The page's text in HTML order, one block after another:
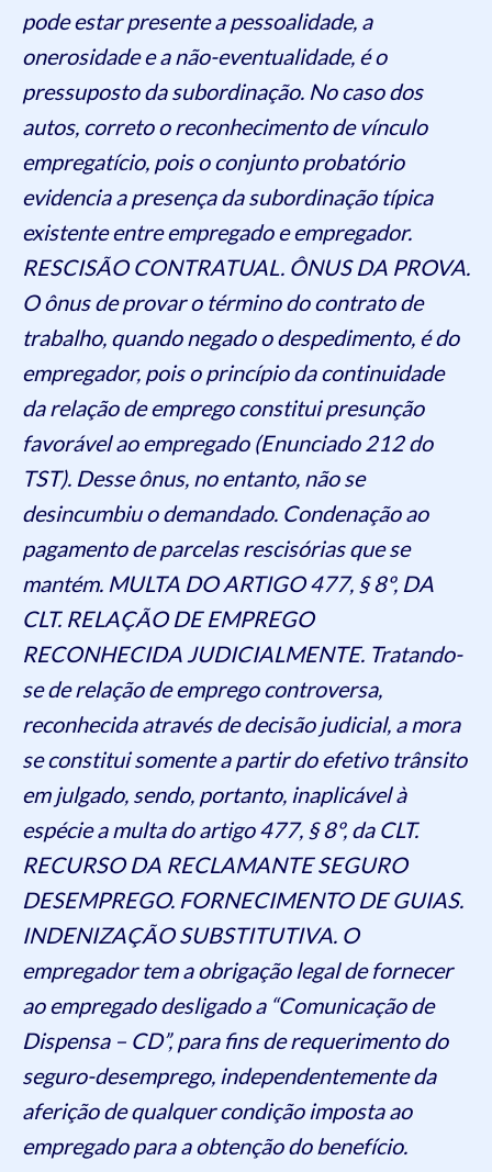
pode estar presente a pessoalidade, a
onerosidade e a não-eventualidade, é o
pressuposto da subordinação. No caso dos
autos, correto o reconhecimento de vínculo
empregatício, pois o conjunto probatório
evidencia a presença da subordinação típica
existente entre empregado e empregador.
RESCISÃO CONTRATUAL. ÔNUS DA PROVA.
O ônus de provar o término do contrato de
trabalho, quando negado o despedimento, é do
empregador, pois o princípio da continuidade
da relação de emprego constitui presunção
favorável ao empregado (Enunciado 212 do
TST). Desse ônus, no entanto, não se
desincumbiu o demandado. Condenação ao
pagamento de parcelas rescisórias que se
mantém. MULTA DO ARTIGO 477, § 8º, DA
CLT. RELAÇÃO DE EMPREGO
RECONHECIDA JUDICIALMENTE. Tratando-
se de relação de emprego controversa,
reconhecida através de decisão judicial, a mora
se constitui somente a partir do efetivo trânsito
em julgado, sendo, portanto, inaplicável à
espécie a multa do artigo 477, § 8º, da CLT.
RECURSO DA RECLAMANTE SEGURO
DESEMPREGO. FORNECIMENTO DE GUIAS.
INDENIZAÇÃO SUBSTITUTIVA. O
empregador tem a obrigação legal de fornecer
ao empregado desligado a “Comunicação de
Dispensa – CD”, para fins de requerimento do
seguro-desemprego, independentemente da
aferição de qualquer condição imposta ao
empregado para a obtenção do benefício.